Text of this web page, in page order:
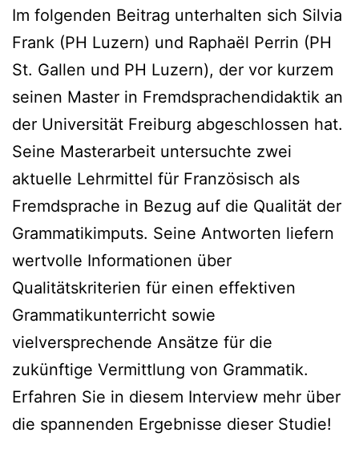
Im folgenden Beitrag unterhalten sich Silvia
Frank (PH Luzern) und Raphaël Perrin (PH
St. Gallen und PH Luzern), der vor kurzem
seinen Master in Fremdsprachendidaktik an
der Universität Freiburg abgeschlossen hat.
Seine Masterarbeit untersuchte zwei
aktuelle Lehrmittel für Französisch als
Fremdsprache in Bezug auf die Qualität der
Grammatikimputs. Seine Antworten liefern
wertvolle Informationen über
Qualitätskriterien für einen effektiven
Grammatikunterricht sowie
vielversprechende Ansätze für die
zukünftige Vermittlung von Grammatik.
Erfahren Sie in diesem Interview mehr über
die spannenden Ergebnisse dieser Studie!